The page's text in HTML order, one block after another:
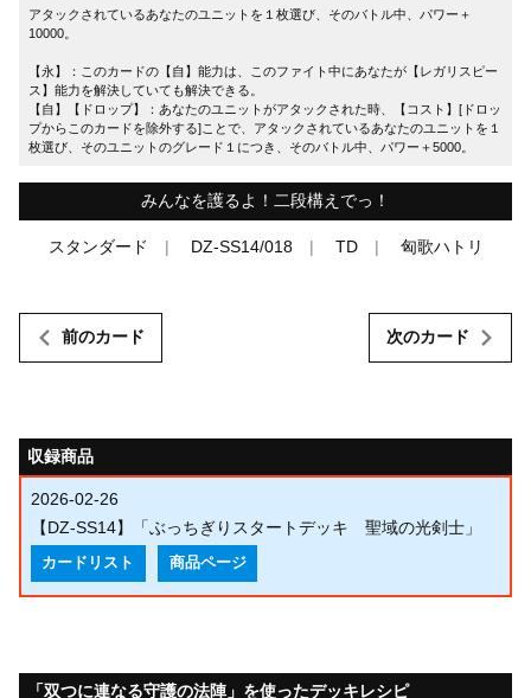
アタックされているあなたのユニットを１枚選び、そのバトル中、パワー＋
10000。
【永】：このカードの【自】能力は、このファイト中にあなたが【レガリスピー
ス】能力を解決していても解決できる。
【自】【ドロップ】：あなたのユニットがアタックされた時、【コスト】[ドロッ
プからこのカードを除外する]ことで、アタックされているあなたのユニットを１
枚選び、そのユニットのグレード１につき、そのバトル中、パワー＋5000。
みんなを護るよ！二段構えでっ！
スタンダード DZ-SS14/018 TD 匈歌ハトリ
前のカード 次のカード
収録商品
2026-02-26
【DZ-SS14】「ぶっちぎりスタートデッキ 聖域の光剣士」
カードリスト 商品ページ
「双つに連なる守護の法陣」を使ったデッキレシピ